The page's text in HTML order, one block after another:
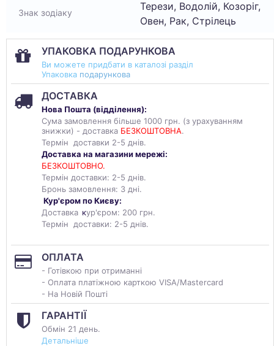
Знак зодіаку
Терези, Водолій, Козоріг,
Овен, Рак, Стрілець
УПАКОВКА ПОДАРУНКОВА
Ви можете придбати в каталозі разділ
Упаковка подарункова
ДОСТАВКА
Нова Пошта (відділення):
Сума замовлення більше 1000 грн. (з урахуванням
знижки) - доставка БЕЗКОШТОВНА.
Термін доставки 2-5 днів.
Доставка на магазини мережі:
БЕЗКОШТОВНО.
Термін доставки: 2-5 днів.
Бронь замовлення: 3 дні.
Кур'єром по Києву:
Доставка кур'єром: 200 грн.
Термін доставки: 2-5 днів.
ОПЛАТА
- Готівкою при отриманні
- Оплата платіжною карткою VISA/Mastercard
- На Новій Пошті
ГАРАНТІЇ
Обмін 21 день.
Детальніше